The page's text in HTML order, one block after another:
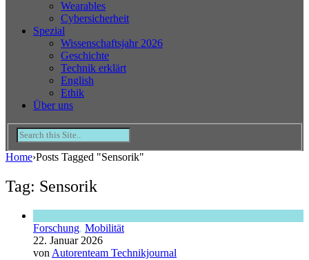
Wearables
Cybersicherheit
Spezial
Wissenschaftsjahr 2026
Geschichte
Technik erklärt
English
Ethik
Über uns
Home›Posts Tagged "Sensorik"
Tag: Sensorik
Forschung, Mobilität
22. Januar 2026
von Autorenteam Technikjournal